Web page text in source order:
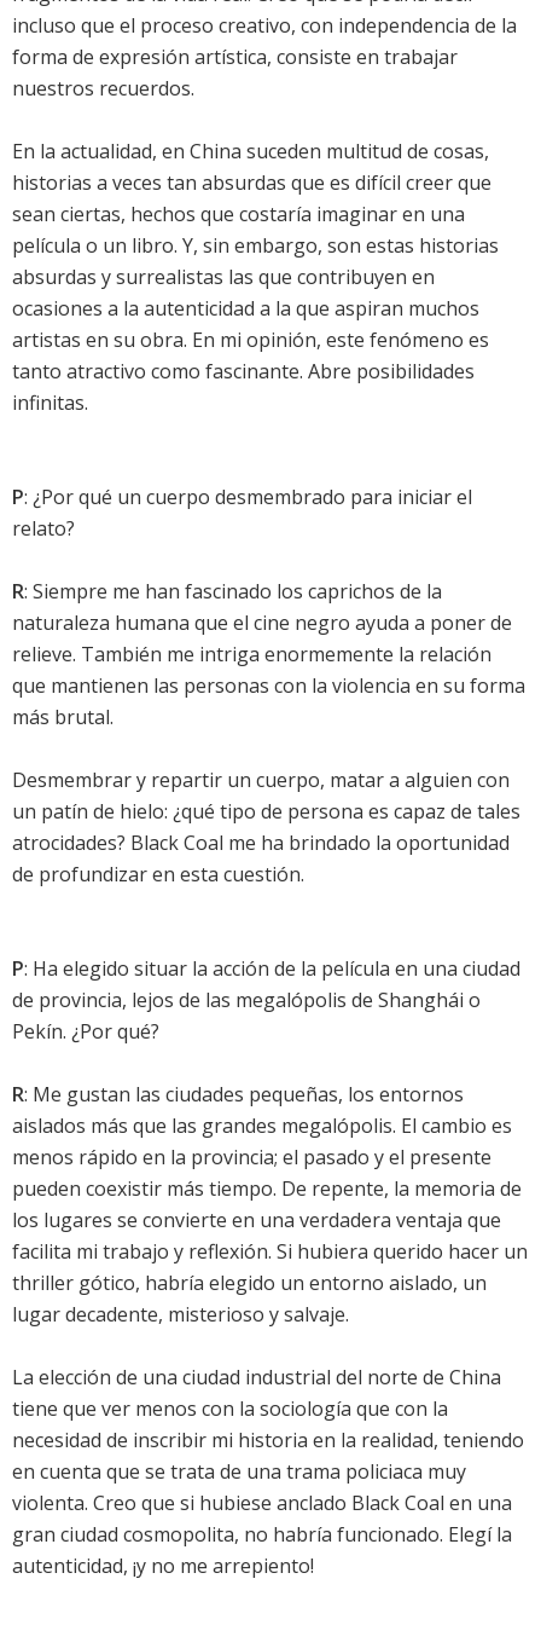
incluso que el proceso creativo, con independencia de la
forma de expresión artística, consiste en trabajar
nuestros recuerdos.
En la actualidad, en China suceden multitud de cosas,
historias a veces tan absurdas que es difícil creer que
sean ciertas, hechos que costaría imaginar en una
película o un libro. Y, sin embargo, son estas historias
absurdas y surrealistas las que contribuyen en
ocasiones a la autenticidad a la que aspiran muchos
artistas en su obra. En mi opinión, este fenómeno es
tanto atractivo como fascinante. Abre posibilidades
infinitas.
P: ¿Por qué un cuerpo desmembrado para iniciar el
relato?
R: Siempre me han fascinado los caprichos de la
naturaleza humana que el cine negro ayuda a poner de
relieve. También me intriga enormemente la relación
que mantienen las personas con la violencia en su forma
más brutal.
Desmembrar y repartir un cuerpo, matar a alguien con
un patín de hielo: ¿qué tipo de persona es capaz de tales
atrocidades? Black Coal me ha brindado la oportunidad
de profundizar en esta cuestión.
P: Ha elegido situar la acción de la película en una ciudad
de provincia, lejos de las megalópolis de Shanghái o
Pekín. ¿Por qué?
R: Me gustan las ciudades pequeñas, los entornos
aislados más que las grandes megalópolis. El cambio es
menos rápido en la provincia; el pasado y el presente
pueden coexistir más tiempo. De repente, la memoria de
los lugares se convierte en una verdadera ventaja que
facilita mi trabajo y reflexión. Si hubiera querido hacer un
thriller gótico, habría elegido un entorno aislado, un
lugar decadente, misterioso y salvaje.
La elección de una ciudad industrial del norte de China
tiene que ver menos con la sociología que con la
necesidad de inscribir mi historia en la realidad, teniendo
en cuenta que se trata de una trama policiaca muy
violenta. Creo que si hubiese anclado Black Coal en una
gran ciudad cosmopolita, no habría funcionado. Elegí la
autenticidad, ¡y no me arrepiento!